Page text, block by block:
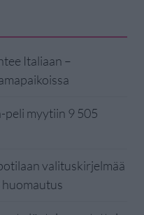
Italiaan –
peli myytiin 9 505
valituskirjelmää
huomautus